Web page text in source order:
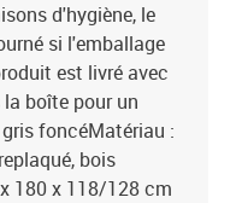
d'hygiène, le
si l'emballage
est livré avec
boîte pour un
foncéMatériau :
bois
180 x 118/128 cm